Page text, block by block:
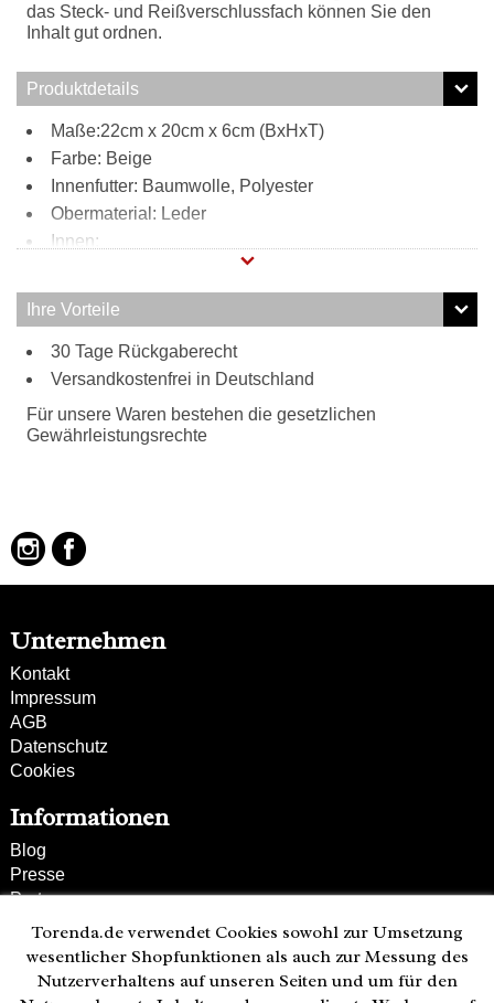
das Steck- und Reißverschlussfach können Sie den
Inhalt gut ordnen.
Produktdetails
Maße:22cm x 20cm x 6cm (BxHxT)
Farbe: Beige
Innenfutter: Baumwolle, Polyester
Obermaterial: Leder
Innen:
1 Reißverschlussfach
1 Steckfach
Tragweise:
verstellbarer Schulterriemen
Besonderheiten:
Magnetverschluss
aufgestickte Blumen-Elemente
Ihre Vorteile
30 Tage Rückgaberecht
Versandkostenfrei in Deutschland
Für unsere Waren bestehen die gesetzlichen
Gewährleistungsrechte
Unternehmen
Kontakt
Impressum
AGB
Datenschutz
Cookies
Informationen
Blog
Presse
Partner
Versand und Zahlung
Bestellung wiederrufen
Kunden-Hotline
Torenda.de verwendet Cookies sowohl zur Umsetzung
wesentlicher Shopfunktionen als auch zur Messung des
Nutzerverhaltens auf unseren Seiten und um für den